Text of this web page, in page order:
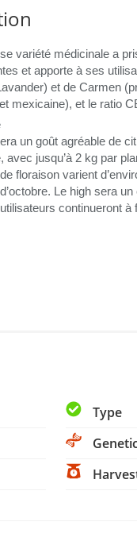
variété médicinale a
et apporte à ses
et de Carmen
mexicaine), et le ratio
un goût agréable de
avec jusqu’à 2 kg par
floraison varient
Le high sera
continueront
Type